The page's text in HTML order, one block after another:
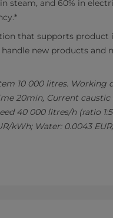
steam, and 60% in
that supports product
new products and
10 000 litres. Working
20min, Current caustic
40 000 litres/h (ratio
kWh; Water: 0.0043